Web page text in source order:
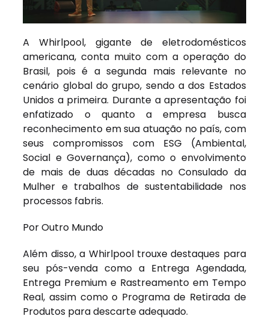
A Whirlpool, gigante de eletrodomésticos
americana, conta muito com a operação do
Brasil, pois é a segunda mais relevante no
cenário global do grupo, sendo a dos Estados
Unidos a primeira. Durante a apresentação foi
enfatizado o quanto a empresa busca
reconhecimento em sua atuação no país, com
seus compromissos com ESG (Ambiental,
Social e Governança), como o envolvimento
de mais de duas décadas no Consulado da
Mulher e trabalhos de sustentabilidade nos
processos fabris.
Por Outro Mundo
Além disso, a Whirlpool trouxe destaques para
seu pós-venda como a Entrega Agendada,
Entrega Premium e Rastreamento em Tempo
Real, assim como o Programa de Retirada de
Produtos para descarte adequado.